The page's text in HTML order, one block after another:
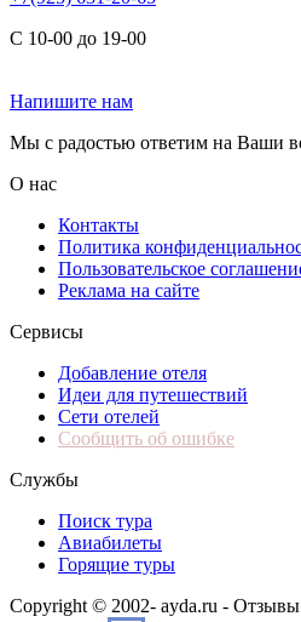
С 10-00 до 19-00
Напишите нам
Мы с радостью ответим на Ваши
О нас
Контакты
Политика
Пользовательское
Реклама на сайте
Сервисы
Добавление отеля
Идеи для путешествий
Сети отелей
Сообщить об ошибке
Службы
Поиск тура
Авиабилеты
Горящие туры
Copyright © 2002- ayda.ru -